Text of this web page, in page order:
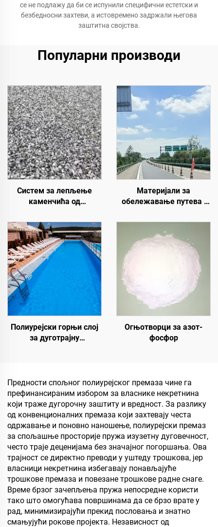
се не подлажу да би се испунили специфични естетски и
безбедносни захтеви, а истовремено задржали његова
заштитна својства.
Популарни производи
Систем за лепљење
каменчића од
Хидроксипропил
полиуретан за уређење и
декорацију пејзажа
Материјали за
обележавање путева |
саобраћајних линија и
знакова за асфалтне и
бетонске коловозе
Полиурејски горњи слој
за дуготрајну
Огњотворци за азот-
фосфор
Предности спољног полиурејског премаза чине га
префинансираним избором за власнике некретнина
који траже дугорочну заштиту и вредност. За разлику
од конвенционалних премаза који захтевају честа
одржавање и поновно наношење, полиурејски премаз
за спољашње просторије пружа изузетну дуговечност,
често траје деценијама без значајног погоршања. Ова
трајност се директно преводи у уштеду трошкова, јер
власници некретнина избегавају понављајуће
трошкове премаза и повезане трошкове радне снаге.
Време брзог зачепљења пружа непосредне користи
тако што омогућава површинама да се брзо врате у
рад, минимизирајући прекид пословања и знатно
смањујући рокове пројекта. Независност од